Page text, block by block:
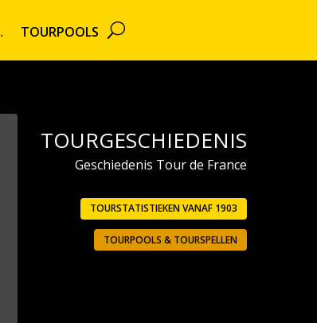
TOURPOOLS
TOURGESCHIEDENIS
Geschiedenis Tour de France
TOURSTATISTIEKEN VANAF 1903
TOURPOOLS & TOURSPELLEN